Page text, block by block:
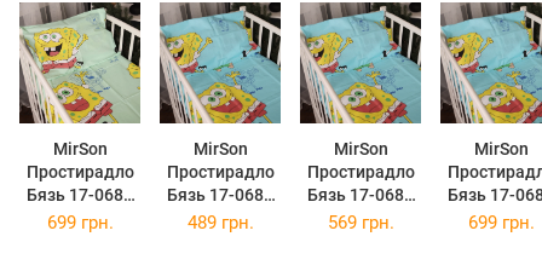
MirSon
Простирадло
Бязь 17-0688
Спанч Боб і
MirSon
Простирадло
Бязь 17-0689
Спанч Боб 150
MirSon
Простирадло
Бязь 17-0689
Спанч Боб 200
MirSon
Бязь 17-
Спанч Боб
699 грн. 489 грн. 569 грн. 699 грн.